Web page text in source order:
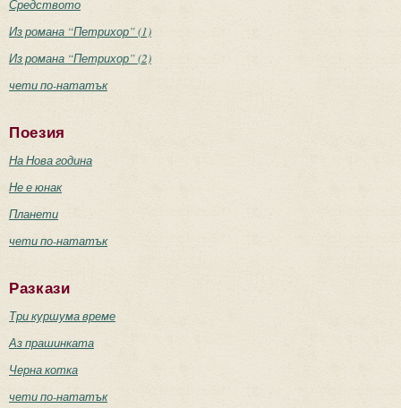
Средството
Из романа “Петрихор” (1)
Из романа “Петрихор” (2)
чети по-нататък
Поезия
На Нова година
Не е юнак
Планети
чети по-нататък
Разкази
Три куршума време
Аз прашинката
Черна котка
чети по-нататък